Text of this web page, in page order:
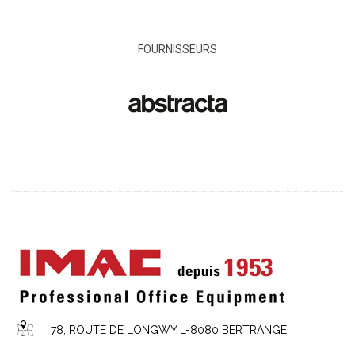
FOURNISSEURS
78, ROUTE DE LONGWY L-8080 BERTRANGE